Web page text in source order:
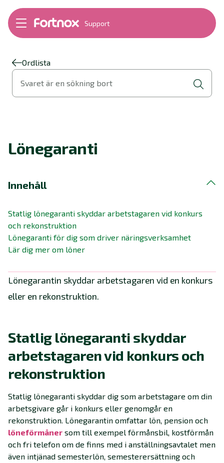
Support
Bokföring
Fakturering
Byt till Fortnox
Felsökning
Support Play
Nyheter
Ordlista
Svaret är en sökning bort
Lönegaranti
Innehåll
Statlig lönegaranti skyddar arbetstagaren vid konkurs
och rekonstruktion
Lönegaranti för dig som driver näringsverksamhet
Lär dig mer om löner
Lönegarantin skyddar arbetstagaren vid en konkurs
eller en rekonstruktion.
Statlig lönegaranti skyddar
arbetstagaren vid konkurs och
rekonstruktion
Statlig lönegaranti skyddar dig som arbetstagare om din
arbetsgivare går i konkurs eller genomgår en
rekonstruktion. Lönegarantin omfattar lön, pension och
löneförmåner som till exempel förmånsbil, kostförmån
och fri telefon om de finns med i anställningsavtalet men
även intjänad semesterlön, semesterersättning och